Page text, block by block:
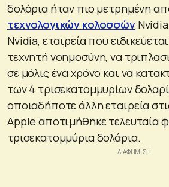
δολάρια ήταν πιο μετρημένη
τεχνολογικών κολοσσώνNvidia
Nvidia, εταιρεία που
τεχνητή νοημοσύνη, να
σε μόλις ένα χρόνο και να
των 4 τρισεκατομμυρίων
οποιαδήποτε άλλη εταιρεία
Apple αποτιμήθηκε τελευταία
τρισεκατομμύρια δολάρια.